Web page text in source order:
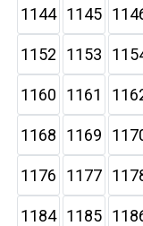
1144 1145
1152 1153
1160 1161
1168 1169
1176 1177
1184 1185